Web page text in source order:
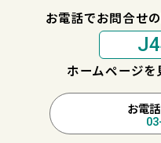
お電話でお問合せ
ホームページを
お電